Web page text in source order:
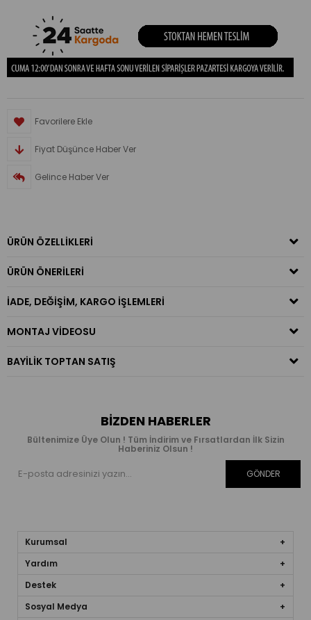
Favorilere Ekle
Fiyat Düşünce Haber Ver
Gelince Haber Ver
ÜRÜN ÖZELLIKLERI
ÜRÜN ÖNERILERI
İADE, DEĞIŞIM, KARGO İŞLEMLERI
MONTAJ VIDEOSU
BAYILIK TOPTAN SATIŞ
BIZDEN HABERLER
Bültenimize Üye Olun ! Tüm İndirim ve Fırsatlardan İlk Sizin
Haberiniz Olsun !
GÖNDER
Kurumsal
Yardım
Destek
Sosyal Medya